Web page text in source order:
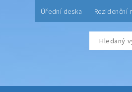
Úřední deska Rezidenční